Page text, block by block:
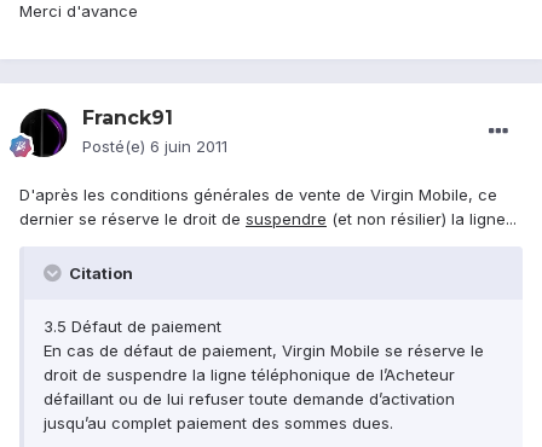
Merci d'avance
Franck91
Posté(e) 6 juin 2011
D'après les conditions générales de vente de Virgin Mobile, ce
dernier se réserve le droit de suspendre (et non résilier) la ligne...
Citation
3.5 Défaut de paiement
En cas de défaut de paiement, Virgin Mobile se réserve le
droit de suspendre la ligne téléphonique de l’Acheteur
défaillant ou de lui refuser toute demande d’activation
jusqu’au complet paiement des sommes dues.